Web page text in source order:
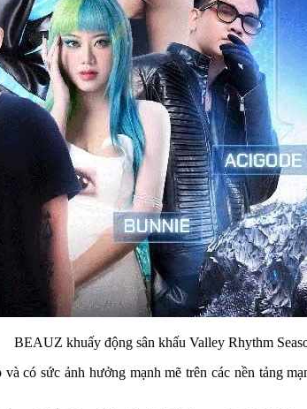
BEAUZ khuấy động sân khấu Valley Rhythm
có sức ảnh hưởng mạnh mẽ trên các nền tảng